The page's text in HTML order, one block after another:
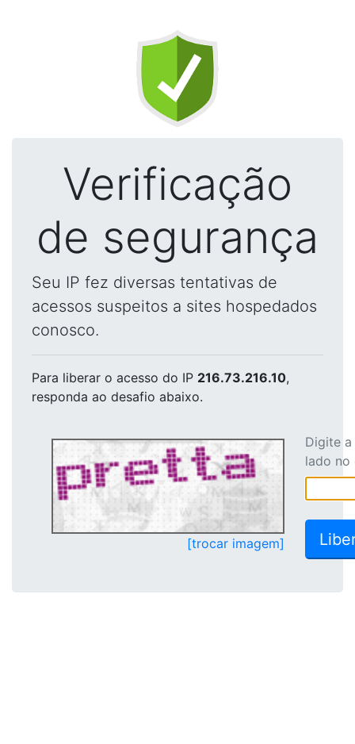
Verificação
de segurança
Seu IP fez diversas tentativas de
acessos suspeitos a sites hospedados
conosco.
Para liberar o acesso do IP 216.73.216.10,
responda ao desafio abaixo.
[trocar imagem]
Digite
lado no